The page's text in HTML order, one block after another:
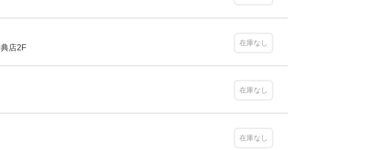
店2F
在庫なし
在庫なし
在庫なし